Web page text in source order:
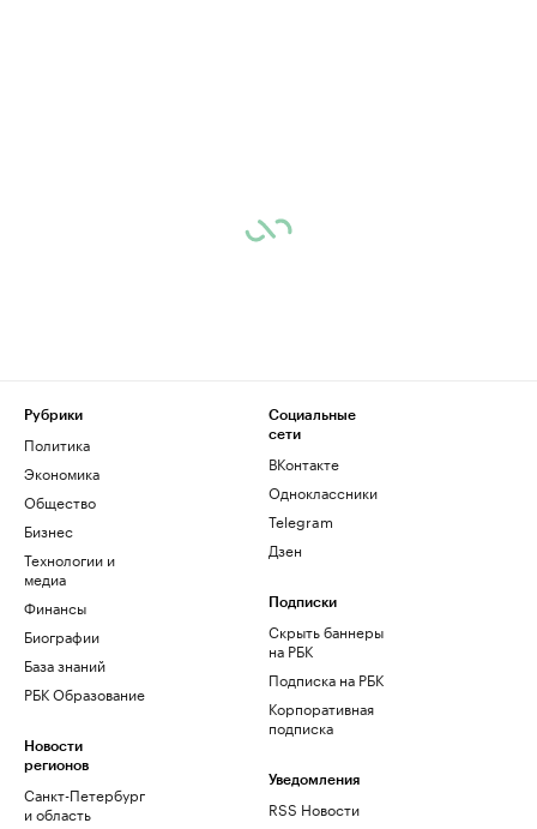
Рубрики
Политика
Экономика
Общество
Бизнес
Технологии и
медиа
Финансы
Биографии
База знаний
РБК Образование
Новости
регионов
Санкт-Петербург
и область
Социальные
сети
ВКонтакте
Одноклассники
Telegram
Дзен
Подписки
Скрыть баннеры
на РБК
Подписка на РБК
Корпоративная
подписка
Уведомления
RSS Новости